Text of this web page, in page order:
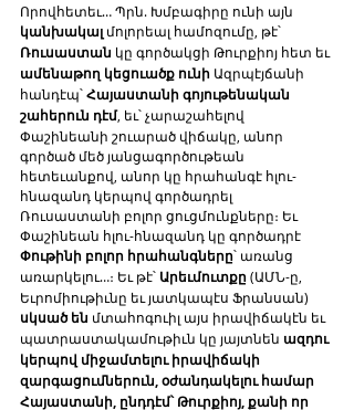
Որովհետեւ… Պրն. Խմբագիրը ունի այն
կանխակալ մոլորեալ համոզումը, թէ՝
Ռուսաստան կը գործակցի Թուրքիոյ հետ եւ
ամենաթող կեցուածք ունի Ազրպէյճանի
հանդէպ՝ Հայաստանի գոյութենական
շահերուն դէմ, եւ՝ չարաշահելով
Փաշինեանի շուարած վիճակը, անոր
գործած մեծ յանցագործութեան
հետեւանքով, անոր կը հրահանգէ հլու-
հնազանդ կերպով գործադրել
Ռուսաստանի բոլոր ցուցմունքները։ Եւ
Փաշինեան հլու-հնազանդ կը գործադրէ
Փութինի բոլոր հրահանգները՝ առանց
առարկելու…։ Եւ թէ՝ Արեւմուտքը (ԱՄՆ-ը,
Եւրոմիութիւնը եւ յատկապէս Ֆրանսան)
սկսած են մտահոգուիլ այս իրավիճակէն եւ
պատրաստակամութիւն կը յայտնեն ազդու
կերպով միջամտելու իրավիճակի
զարգացումներուն, օժանդակելու համար
Հայաստանի, ընդդէմ՝ Թուրքիոյ, քանի որ